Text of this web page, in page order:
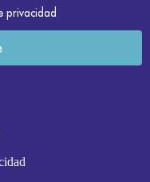
privacidad